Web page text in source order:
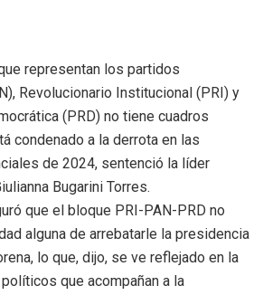
representan los partidos
Revolucionario Institucional (PRI) y
(PRD) no tiene cuadros
condenado a la derrota en las
de 2024, sentenció la líder
Bugarini Torres.
que el bloque PRI-PAN-PRD no
alguna de arrebatarle la presidencia
lo que, dijo, se ve reflejado en la
que acompañan a la